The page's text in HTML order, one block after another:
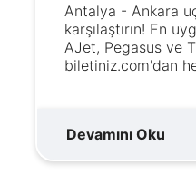
Antalya - Ankara
karşılaştırın! En
AJet, Pegasus ve
biletiniz.com'dan
Devamını Oku